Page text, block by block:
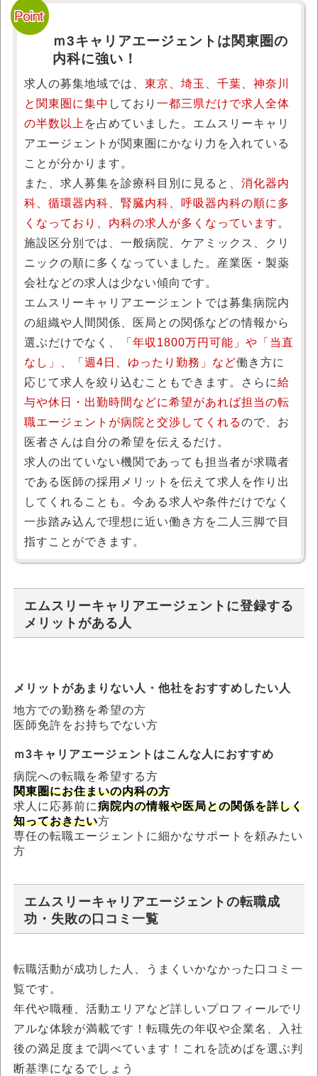
ｍ3キャリアエージェントは関東圏の
内科に強い！
求人の募集地域では、 東京、埼玉、千葉、神奈川
と関東圏に集中 しており 一都三県だけで求人全体
の半数以上 を占めていました。エムスリーキャリ
アエージェントが関東圏にかなり力を入れている
ことが分かります。
また、求人募集を診療科目別に見ると、 消化器内
科、循環器内科、腎臓内科、呼吸器内科の順に多
くなっており、内科の求人が多くなっています 。
施設区分別では、一般病院、ケアミックス、クリ
ニックの順に多くなっていました。産業医・製薬
会社などの求人は少ない傾向です。
エムスリーキャリアエージェントでは募集病院内
の組織や人間関係、医局との関係などの情報から
選ぶだけでなく、
「年収1800万円可能」や「当直
なし」、「週4日、ゆったり勤務」など働き方に
応じて求人を絞り込むこともできます。さらに給
与や休日・出勤時間などに希望があれば担当の転
職エージェントが病院と交渉してくれるので、お
医者さんは自分の希望を伝えるだけ。
求人の出ていない機関であっても担当者が求職者
である医師の採用メリットを伝えて求人を作り出
してくれることも。今ある求人や条件だけでなく
一歩踏み込んで理想に近い働き方を二人三脚で目
指すことができます。
エムスリーキャリアエージェントに登録する
メリットがある人
メリットがあまりない人・他社をおすすめしたい人
地方での勤務を希望の方
医師免許をお持ちでない方
ｍ3キャリアエージェントはこんな人におすすめ
病院への転職を希望する方
関東圏にお住まいの内科の方
求人に応募前に病院内の情報や医局との関係を詳しく
知っておきたい方
専任の転職エージェントに細かなサポートを頼みたい
方
エムスリーキャリアエージェントの転職成
功・失敗の口コミ一覧
転職活動が成功した人、うまくいかなかった口コミ一
覧です。
年代や職種、活動エリアなど詳しいプロフィールでリ
アルな体験が満載です！転職先の年収や企業名、入社
後の満足度まで調べています！これを読めばを選ぶ判
断基準になるでしょう